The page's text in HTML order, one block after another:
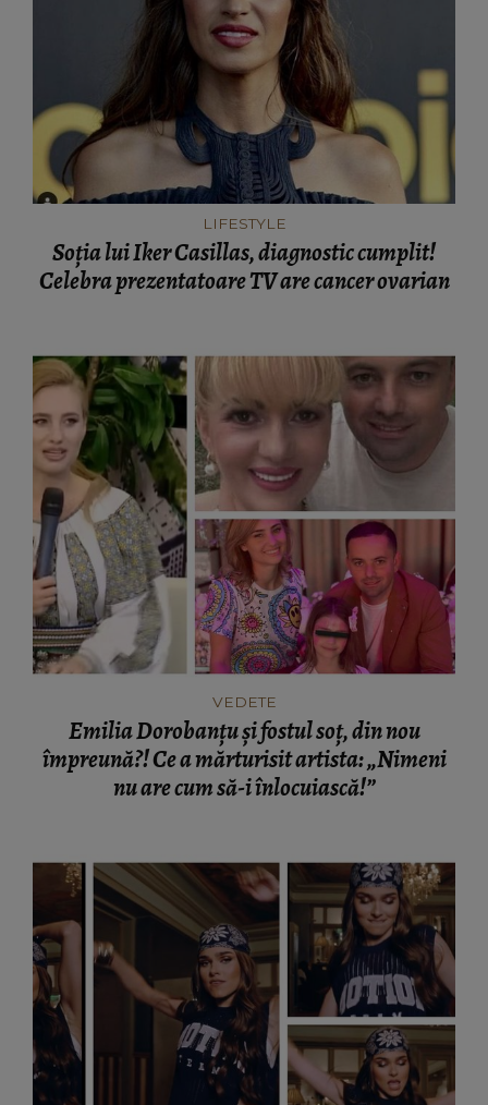
LIFESTYLE
Soția lui Iker Casillas, diagnostic cumplit!
Celebra prezentatoare TV are cancer ovarian
VEDETE
Emilia Dorobanțu și fostul soț, din nou
împreună?! Ce a mărturisit artista: „Nimeni
nu are cum să-i înlocuiască!”